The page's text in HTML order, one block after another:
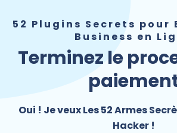
52 Plugins Secrets pour
Business en
Terminez le
Oui ! Je veux Les 52 Armes
Hacker !